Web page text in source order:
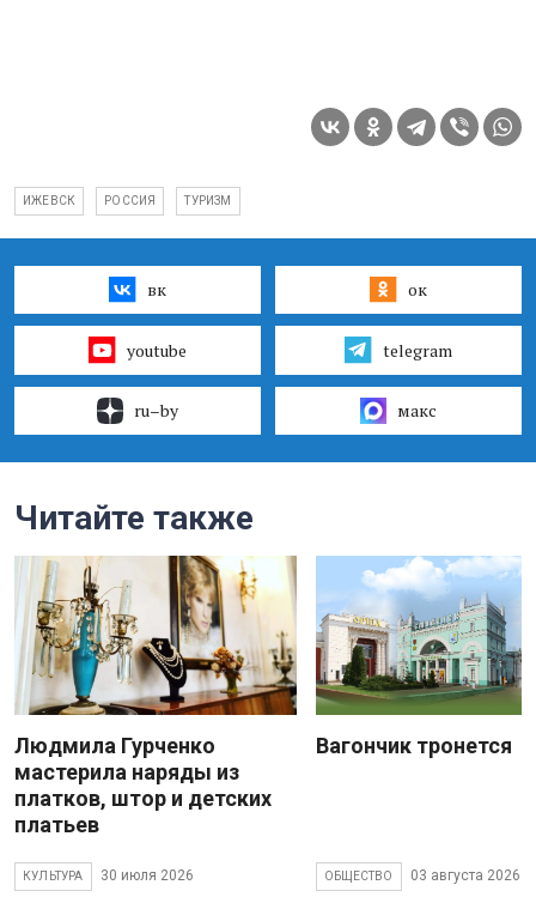
ИЖЕВСК РОССИЯ ТУРИЗМ
вк ок
youtube telegram
ru–by макс
Читайте также
Людмила Гурченко
мастерила наряды из
платков, штор и детских
платьев
КУЛЬТУРА 30 июля 2026
Вагончик тронется
ОБЩЕСТВО 03 августа 2026